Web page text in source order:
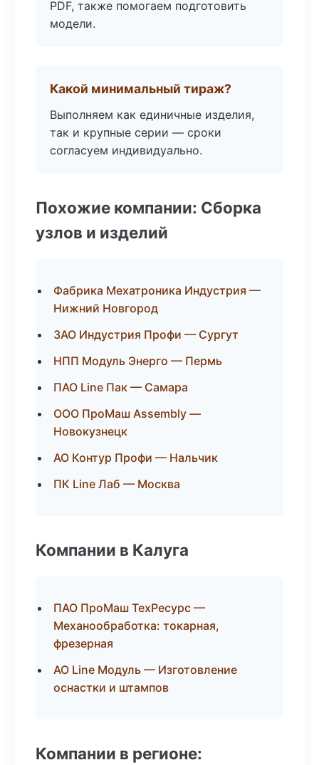
PDF, также помогаем подготовить
модели.
Какой минимальный тираж?
Выполняем как единичные изделия,
так и крупные серии — сроки
согласуем индивидуально.
Похожие компании: Сборка
узлов и изделий
Фабрика Мехатроника Индустрия —
Нижний Новгород
ЗАО Индустрия Профи — Сургут
НПП Модуль Энерго — Пермь
ПАО Line Пак — Самара
ООО ПроМаш Assembly —
Новокузнецк
АО Контур Профи — Нальчик
ПК Line Лаб — Москва
Компании в Калуга
ПАО ПроМаш ТехРесурс —
Механообработка: токарная,
фрезерная
АО Line Модуль — Изготовление
оснастки и штампов
Компании в регионе: